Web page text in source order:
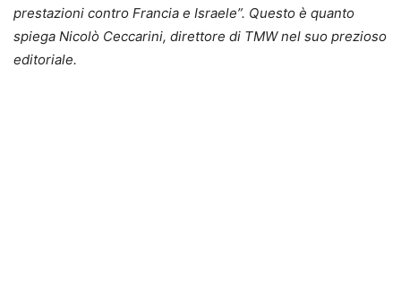
prestazioni contro Francia e Israele”. Questo è quanto
spiega Nicolò Ceccarini, direttore di TMW nel suo prezioso
editoriale.